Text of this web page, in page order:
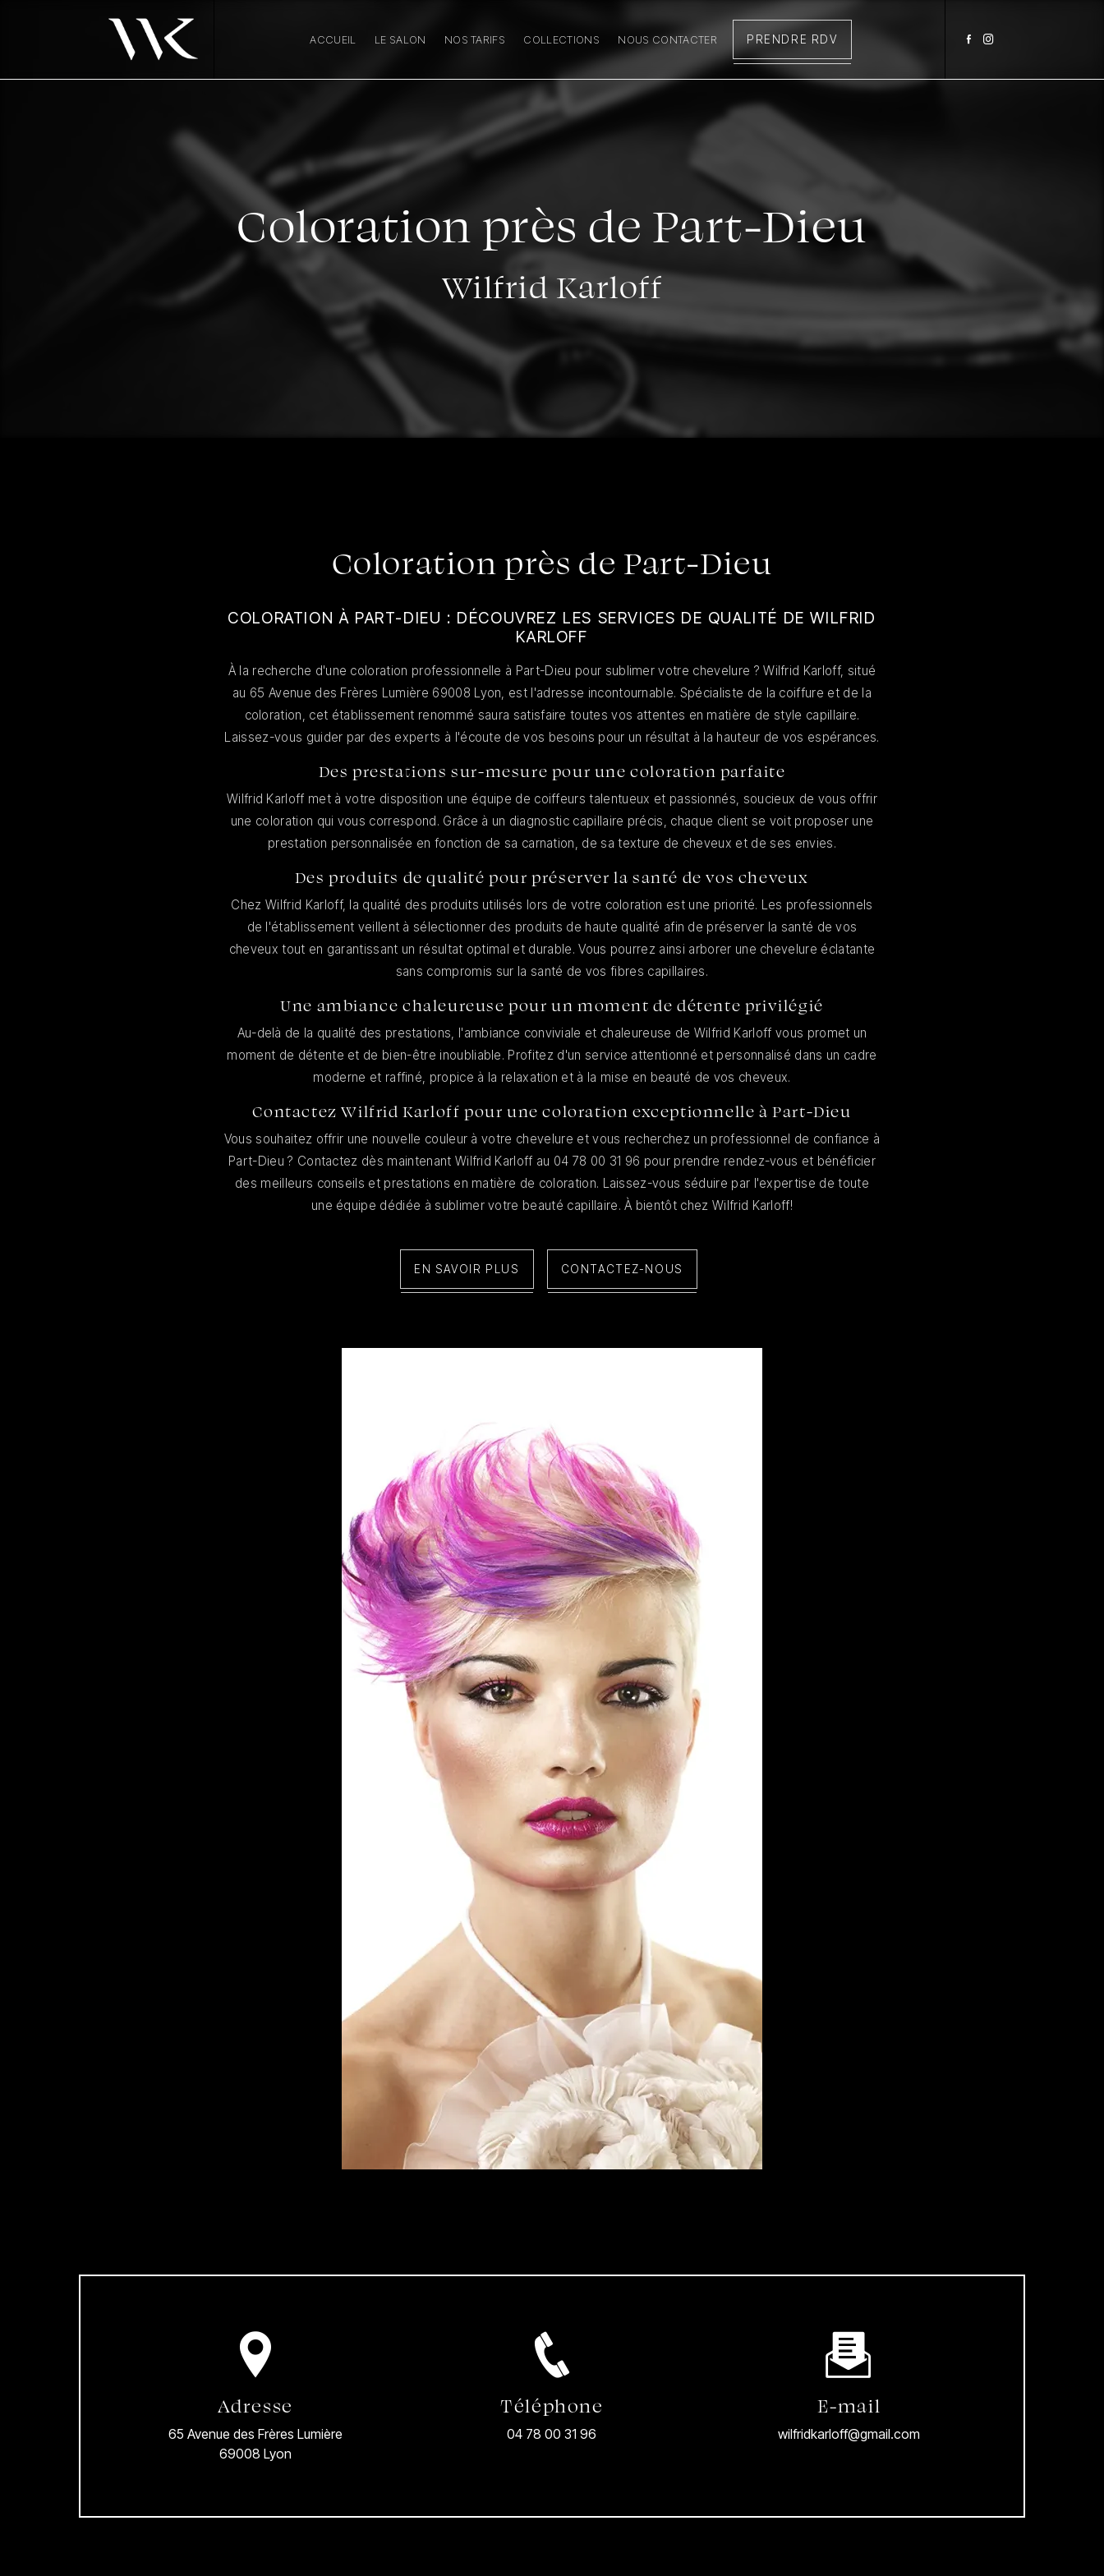
ACCUEIL LE SALON NOS TARIFS COLLECTIONS NOUS CONTACTER PRENDRE RDV
Coloration près de Part-Dieu
Wilfrid Karloff
Coloration près de Part-Dieu
COLORATION À PART-DIEU : DÉCOUVREZ LES SERVICES DE QUALITÉ DE WILFRID
KARLOFF
À la recherche d'une coloration professionnelle à Part-Dieu pour sublimer votre chevelure ? Wilfrid Karloff, situé
au 65 Avenue des Frères Lumière 69008 Lyon, est l'adresse incontournable. Spécialiste de la coiffure et de la
coloration, cet établissement renommé saura satisfaire toutes vos attentes en matière de style capillaire.
Laissez-vous guider par des experts à l'écoute de vos besoins pour un résultat à la hauteur de vos espérances.
Des prestations sur-mesure pour une coloration parfaite
Wilfrid Karloff met à votre disposition une équipe de coiffeurs talentueux et passionnés, soucieux de vous offrir
une coloration qui vous correspond. Grâce à un diagnostic capillaire précis, chaque client se voit proposer une
prestation personnalisée en fonction de sa carnation, de sa texture de cheveux et de ses envies.
Des produits de qualité pour préserver la santé de vos cheveux
Chez Wilfrid Karloff, la qualité des produits utilisés lors de votre coloration est une priorité. Les professionnels
de l'établissement veillent à sélectionner des produits de haute qualité afin de préserver la santé de vos
cheveux tout en garantissant un résultat optimal et durable. Vous pourrez ainsi arborer une chevelure éclatante
sans compromis sur la santé de vos fibres capillaires.
Une ambiance chaleureuse pour un moment de détente privilégié
Au-delà de la qualité des prestations, l'ambiance conviviale et chaleureuse de Wilfrid Karloff vous promet un
moment de détente et de bien-être inoubliable. Profitez d'un service attentionné et personnalisé dans un cadre
moderne et raffiné, propice à la relaxation et à la mise en beauté de vos cheveux.
Contactez Wilfrid Karloff pour une coloration exceptionnelle à Part-Dieu
Vous souhaitez offrir une nouvelle couleur à votre chevelure et vous recherchez un professionnel de confiance à
Part-Dieu ? Contactez dès maintenant Wilfrid Karloff au 04 78 00 31 96 pour prendre rendez-vous et bénéficier
des meilleurs conseils et prestations en matière de coloration. Laissez-vous séduire par l'expertise de toute
une équipe dédiée à sublimer votre beauté capillaire. À bientôt chez Wilfrid Karloff!
EN SAVOIR PLUS CONTACTEZ-NOUS
Adresse
65 Avenue des Frères Lumière
69008 Lyon
Téléphone
04 78 00 31 96
E-mail
wilfridkarloff@gmail.com